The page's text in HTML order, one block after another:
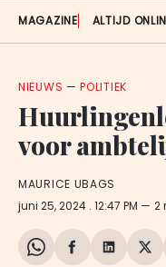
MAGAZINE ALTIJD
NIEUWS —POLITIEK
voor
MAURICE UBAGS
juni 25, 2024 . 12:47 PM 2
ShareDelenDelen